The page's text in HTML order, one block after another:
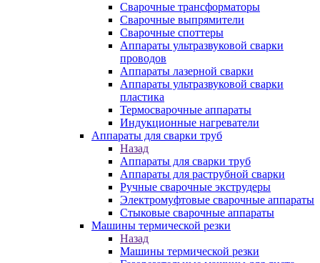
Сварочные трансформаторы
Сварочные выпрямители
Сварочные споттеры
Аппараты ультразвуковой сварки
проводов
Аппараты лазерной сварки
Аппараты ультразвуковой сварки
пластика
Термосварочные аппараты
Индукционные нагреватели
Аппараты для сварки труб
Назад
Аппараты для сварки труб
Аппараты для раструбной сварки
Ручные сварочные экструдеры
Электромуфтовые сварочные аппараты
Стыковые сварочные аппараты
Машины термической резки
Назад
Машины термической резки